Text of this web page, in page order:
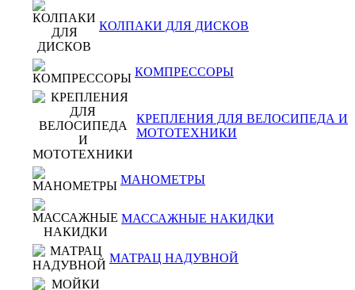
КОЛПАКИ ДЛЯ ДИСКОВ
КОМПРЕССОРЫ
КРЕПЛЕНИЯ ДЛЯ ВЕЛОСИПЕДА И
МОТОТЕХНИКИ
МАНОМЕТРЫ
МАССАЖНЫЕ НАКИДКИ
МАТРАЦ НАДУВНОЙ